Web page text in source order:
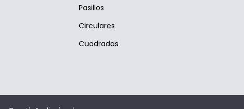
Pasillos
Circulares
Cuadradas